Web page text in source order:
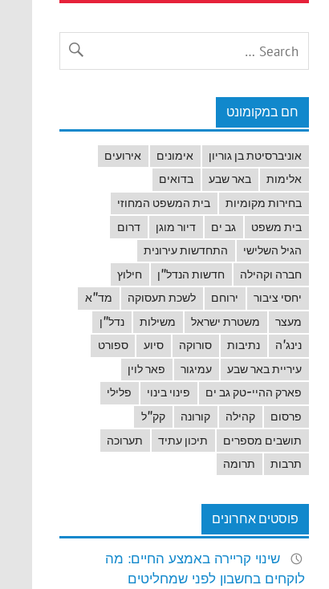
חם במקומונט
אוניברסיטת בן גוריון אימונים
אירועים
אלימות
באר שבע
בדואים
בחירות מקומיות
בית המשפט המחוזי
בית משפט
גב ים דיור מוגן
דרום
הגיל השלישי
התחדשות עירונית
חברה וקהילה
חדשות הנדל"ן
חילוץ
יחסי ציבור
ירוחם לשכת תעסוקה
מד"א
מעצר
משטרת ישראל משילות
נדל"ן
נינג'ה
נתיבות סורוקה סיוע
ספורט
עיריית באר שבע
עמיגור
פאר לוין
פארק ההיי-טק גב ים
פינוי בינוי
פלילי
פרסום
קהילה קורונה
קק"ל
תושבים מספרים
תיכון עתיד
תערוכה
תרבות
תרומה
פוסטים אחרונים
שינוי קריירה באמצע החיים: מה
לוקחים בחשבון לפני שמחליטים